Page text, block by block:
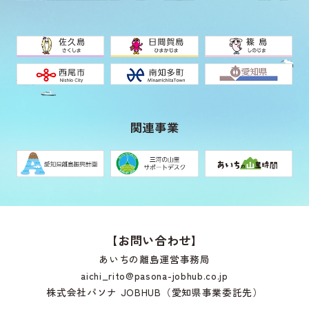
関連事業
【お問い合わせ】
あいちの離島運営事務局
aichi_rito@pasona-jobhub.co.jp
株式会社パソナ JOBHUB（愛知県事業委託先）